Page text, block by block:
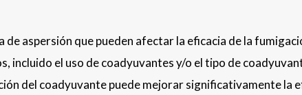
aspersión que pueden afectar la eficacia de la
incluido el uso de coadyuvantes y/o el tipo de
del coadyuvante puede mejorar significativamente la